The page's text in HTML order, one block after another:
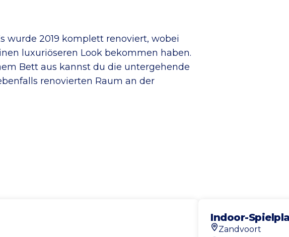
wurde 2019 komplett renoviert, wobei
luxuriöseren Look bekommen haben.
Bett aus kannst du die untergehende
renovierten Raum an der
Indoor-
Zandvoort